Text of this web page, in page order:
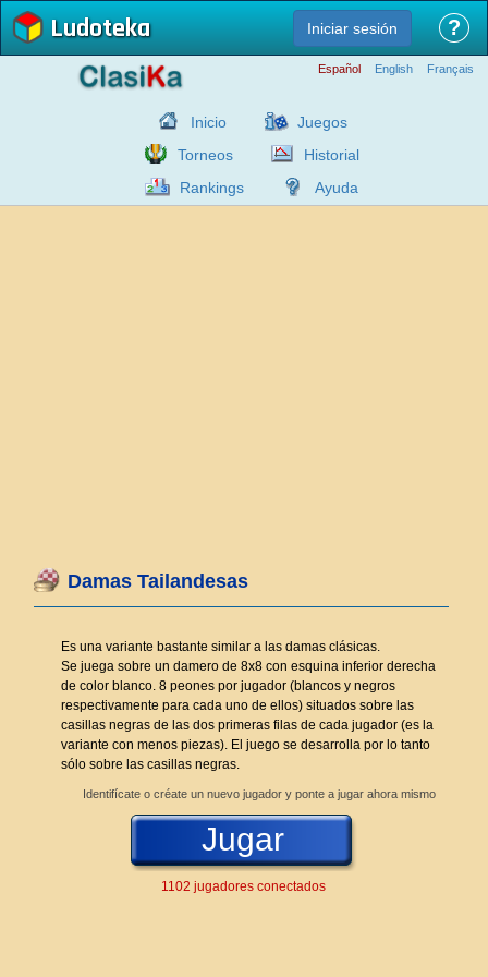
Ludoteka Iniciar sesión ?
Español English Français
Inicio
Juegos
Torneos
Historial
Rankings
Ayuda
Damas Tailandesas
Es una variante bastante similar a las damas clásicas.
Se juega sobre un damero de 8x8 con esquina inferior derecha
de color blanco. 8 peones por jugador (blancos y negros
respectivamente para cada uno de ellos) situados sobre las
casillas negras de las dos primeras filas de cada jugador (es la
variante con menos piezas). El juego se desarrolla por lo tanto
sólo sobre las casillas negras.
Identifícate o créate un nuevo jugador y ponte a jugar ahora mismo
Jugar
1102 jugadores conectados